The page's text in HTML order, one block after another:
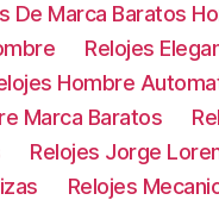
De Marca Baratos
Relojes
Hombre
Marca Baratos
Relojes Jorge
Relojes